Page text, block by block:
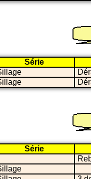
Série
Série